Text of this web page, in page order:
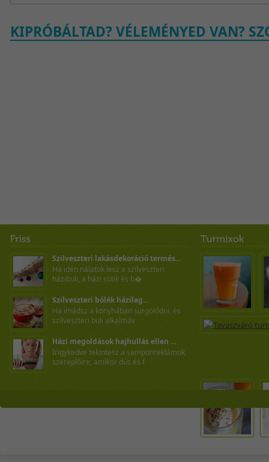
KIPRÓBÁLTAD? VÉLEMÉNYED VAN?
Szilveszteri lakásdekoráció termés...
Ha idén nálatok lesz a szilveszteri
házibuli, a házi sütik és b�
Szilveszteri bólék házilag...
Ha imádsz a konyhában sürgölődni, és
szilveszteri buli alkalmáv
Házi megoldások hajhullás ellen ...
Irigykedve tekintesz a samponreklámok
szereplőire, amikor dús és f